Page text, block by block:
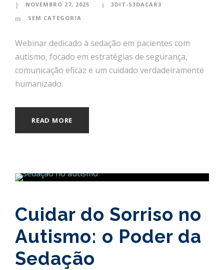
NOVEMBRO 27, 2025
3DIT-S3DACAR3
SEM CATEGORIA
Webinar dedicado à sedação em pacientes com
autismo, focado em estratégias de segurança,
comunicação eficaz e um cuidado verdadeiramente
humanizado.
READ MORE
Cuidar do Sorriso no
Autismo: o Poder da
Sedação